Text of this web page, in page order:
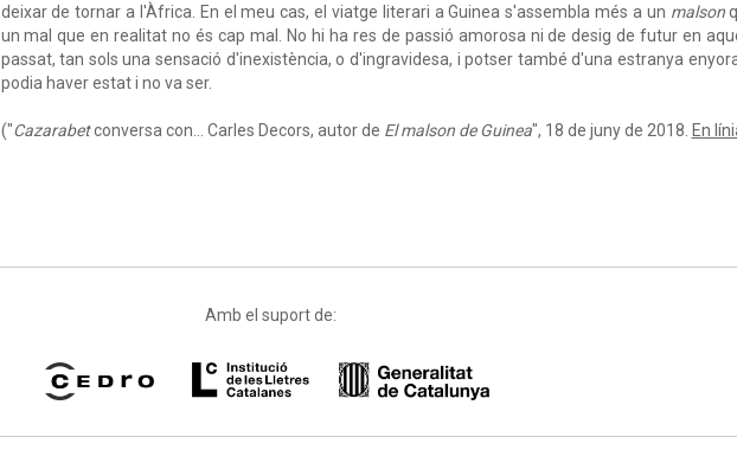
deixar de tornar a l'Àfrica. En el meu cas, el viatge literari a Guinea s'assembla més a un malson
un mal que en realitat no és cap mal. No hi ha res de passió amorosa ni de desig de futur en
passat, tan sols una sensació d'inexistència, o d'ingravidesa, i potser també d'una estranya
podia haver estat i no va ser.
("Cazarabetconversa con... Carles Decors, autor de El malson de Guinea", 18 de juny de 2018. En
Amb el suport de: